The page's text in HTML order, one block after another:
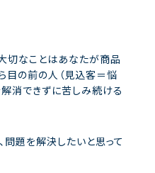
切なことはあなたが商品
目の前の人（見込客＝悩
消できずに苦しみ続ける
問題を解決したいと思って